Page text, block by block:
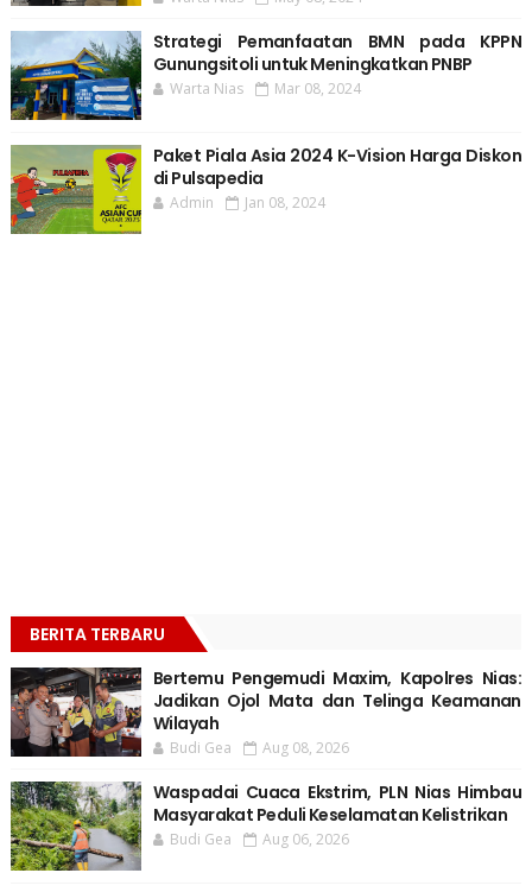
Strategi Pemanfaatan BMN pada KPPN
Gunungsitoli untuk Meningkatkan PNBP
Warta Nias Mar 08, 2024
Paket Piala Asia 2024 K-Vision Harga Diskon
di Pulsapedia
Admin Jan 08, 2024
BERITA TERBARU
Bertemu Pengemudi Maxim, Kapolres Nias:
Jadikan Ojol Mata dan Telinga Keamanan
Wilayah
Budi Gea Aug 08, 2026
Waspadai Cuaca Ekstrim, PLN Nias Himbau
Masyarakat Peduli Keselamatan Kelistrikan
Budi Gea Aug 06, 2026